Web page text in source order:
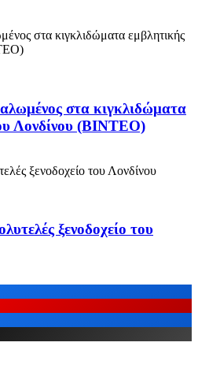
στα κιγκλιδώματα
Λονδίνου (ΒΙΝΤΕΟ)
ξενοδοχείο του